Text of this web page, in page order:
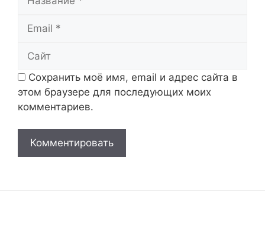
Сохранить моё имя, email и адрес сайта в
этом браузере для последующих моих
комментариев.